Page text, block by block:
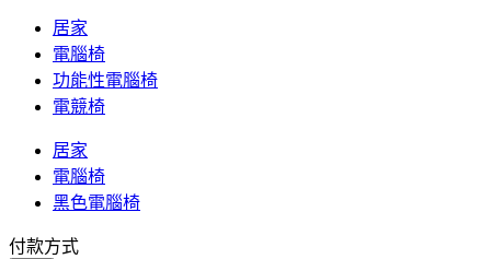
居家
電腦椅
功能性電腦椅
電競椅
居家
電腦椅
黑色電腦椅
付款方式